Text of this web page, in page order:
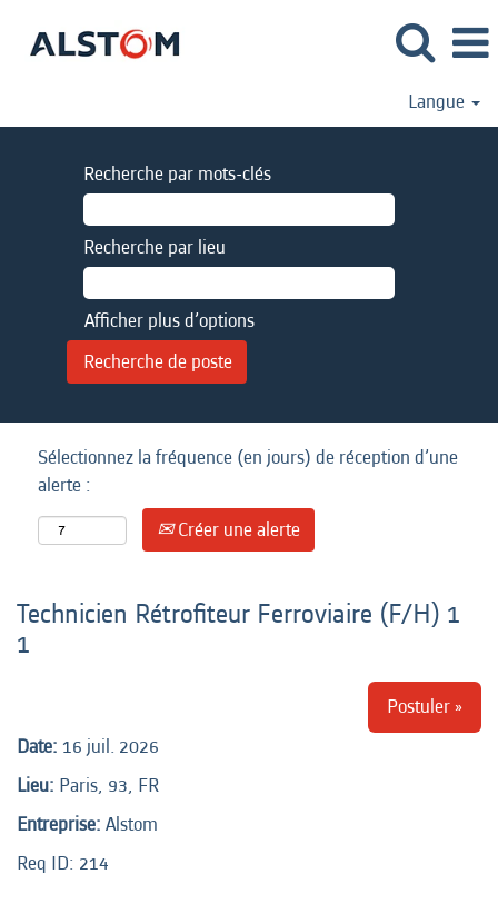
Langue
Recherche par mots-clés
Recherche par lieu
Afficher plus d’options
Sélectionnez la fréquence (en jours) de réception d’une
alerte :
Créer une alerte
Technicien Rétrofiteur Ferroviaire (F/H) 1
1
Postuler »
Date: 16 juil. 2026
Lieu: Paris, 93, FR
Entreprise: Alstom
Req ID: 214